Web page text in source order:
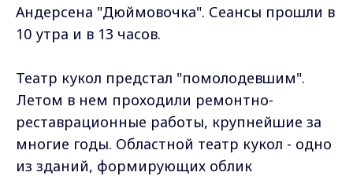
Андерсена "Дюймовочка". Сеансы прошли в
10 утра и в 13 часов.
Театр кукол предстал "помолодевшим".
Летом в нем проходили ремонтно-
реставрационные работы, крупнейшие за
многие годы. Областной театр кукол - одно
из зданий, формирующих облик